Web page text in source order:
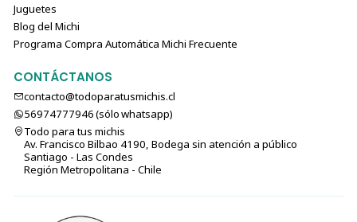
Juguetes
Blog del Michi
Programa Compra Automática Michi Frecuente
CONTÁCTANOS
contacto@todoparatusmichis.cl
56974777946 (sólo⁣⁣⁣⁣⁣​​​​​​​​​​​​​​​ whatsapp)
Todo para tus michis
Av. Francisco Bilbao 4190, Bodega sin atención a público
Santiago - Las Condes
Región Metropolitana - Chile